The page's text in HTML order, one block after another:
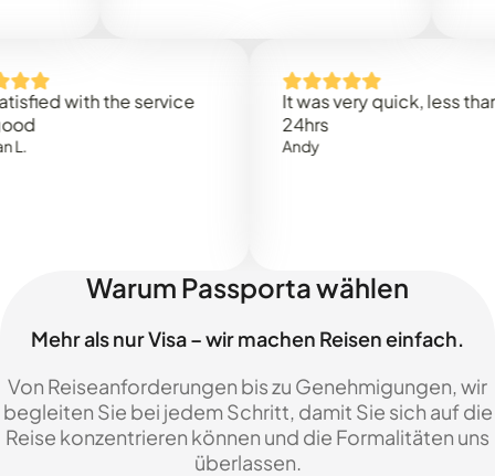
with the service
It was very quick, less than
Warum Passporta wählen
Mehr als nur Visa – wir machen Reisen einfach.
Von Reiseanforderungen bis zu Genehmigungen, wir
begleiten Sie bei jedem Schritt, damit Sie sich auf die
Reise konzentrieren können und die Formalitäten uns
überlassen.